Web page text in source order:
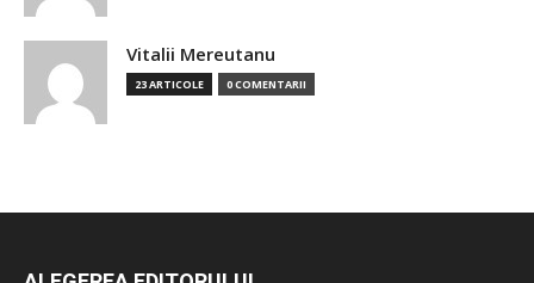
Vitalii Mereutanu
23 ARTICOLE 0 COMENTARII